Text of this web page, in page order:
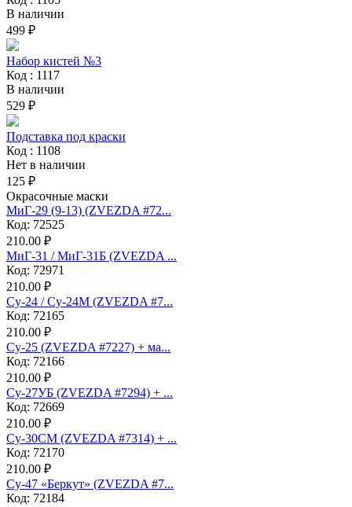
В наличии
499 ₽
Набор кистей №3
Код : 1117
В наличии
529 ₽
Подставка под краски
Код : 1108
Нет в наличии
125 ₽
Окрасочные маски
МиГ-29 (9-13) (ZVEZDA #72...
Код: 72525
210.00 ₽
МиГ-31 / МиГ-31Б (ZVEZDA ...
Код: 72971
210.00 ₽
Су-24 / Су-24М (ZVEZDA #7...
Код: 72165
210.00 ₽
Су-25 (ZVEZDA #7227) + ма...
Код: 72166
210.00 ₽
Су-27УБ (ZVEZDA #7294) + ...
Код: 72669
210.00 ₽
Су-30СМ (ZVEZDA #7314) + ...
Код: 72170
210.00 ₽
Су-47 «Беркут» (ZVEZDA #7...
Код: 72184